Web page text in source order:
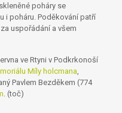
poháry se
i poháru. Poděkování patří
uspořádání a všem
ve Rtyni v Podkrkonoší
Míly holcmana
Pavlem Bezděkem (774
. (toč)